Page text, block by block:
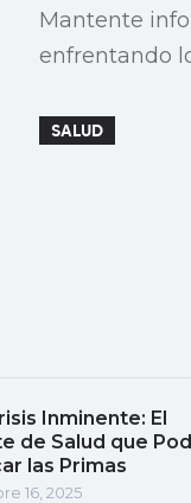
Mantente
enfrentando
SALUD
Inminente: El
de Salud que
las Primas
16, 2025